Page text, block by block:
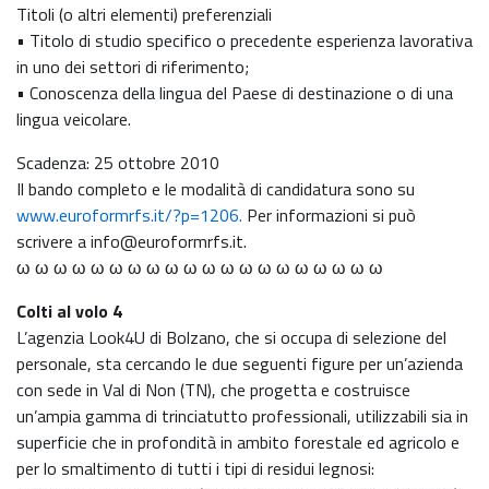
Titoli (o altri elementi) preferenziali
• Titolo di studio specifico o precedente esperienza lavorativa
in uno dei settori di riferimento;
• Conoscenza della lingua del Paese di destinazione o di una
lingua veicolare.
Scadenza: 25 ottobre 2010
Il bando completo e le modalità di candidatura sono su
www.euroformrfs.it/?p=1206. Per informazioni si può
scrivere a info@euroformrfs.it.
ω ω ω ω ω ω ω ω ω ω ω ω ω ω ω ω ω ω ω ω
Colti al volo 4
L’agenzia Look4U di Bolzano, che si occupa di selezione del
personale, sta cercando le due seguenti figure per un’azienda
con sede in Val di Non (TN), che progetta e costruisce
un’ampia gamma di trinciatutto professionali, utilizzabili sia in
superficie che in profondità in ambito forestale ed agricolo e
per lo smaltimento di tutti i tipi di residui legnosi: